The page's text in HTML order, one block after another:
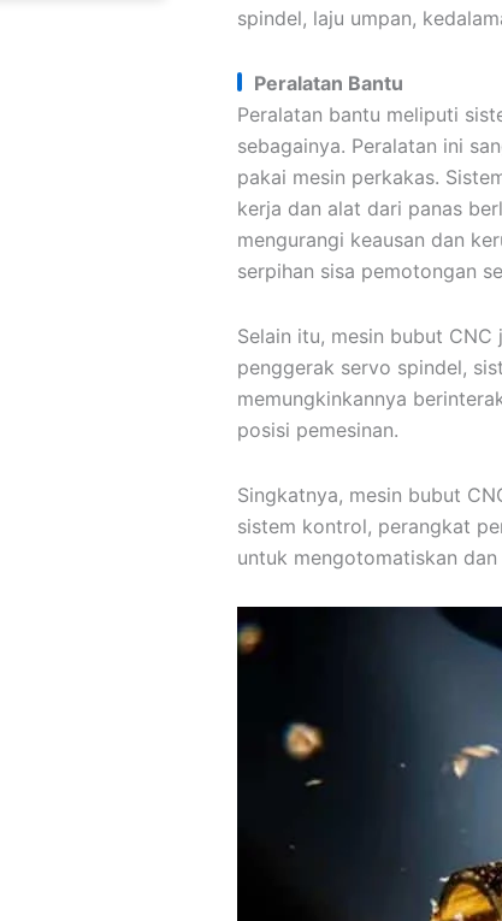
spindel, laju umpan,
Peralatan Bantu
Peralatan bantu meliputi
sebagainya. Peralatan ini
pakai mesin perkakas.
kerja dan alat dari panas
mengurangi keausan dan
serpihan sisa pemotongan
Selain itu, mesin bubut
penggerak servo spindel,
memungkinkannya
posisi pemesinan.
Singkatnya, mesin bubut
sistem kontrol, perangkat
untuk mengotomatiskan